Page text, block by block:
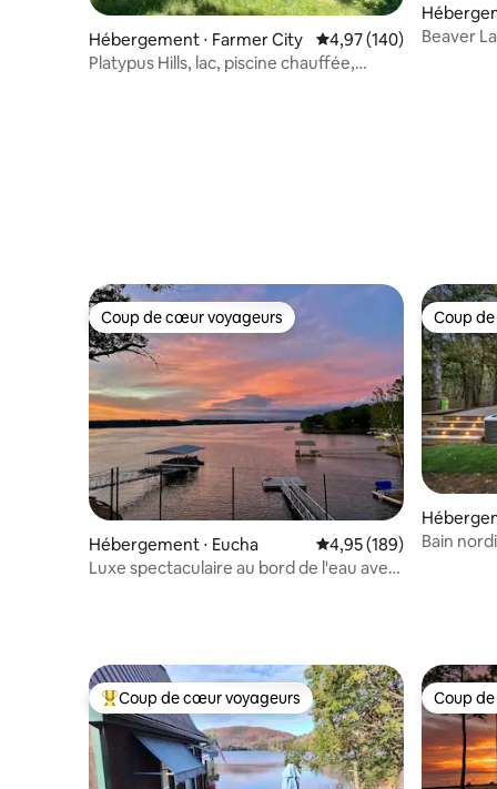
Hébergement ⋅ Farmer City Évaluation moyenne
4,97 (140)
Platypus Hills, lac, piscine chauffée,
Beaver
Coup de cœur voyageurs
Coup de cœur voyageurs
Hébergement ⋅ Eucha Évaluation moyenne
4,95 (189)
Luxe spectaculaire au bord de l'eau avec
Coup
Coup
Bain
Coups de cœur voyageurs les plus appréciés
Coup de cœur voyageurs Coup
Coup